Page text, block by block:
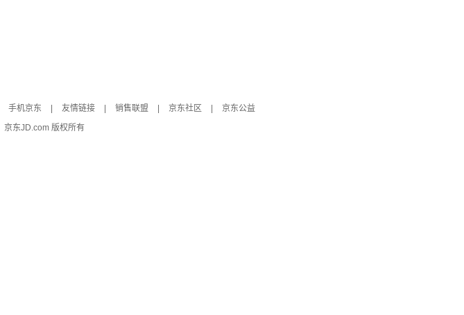
手机京东 友情链接 销售联盟 京东社区
京东公益
京东JD.com 版权所有